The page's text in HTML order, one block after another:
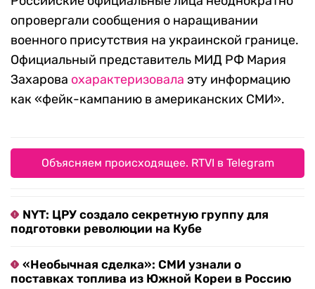
опровергали сообщения о наращивании
военного присутствия на украинской границе.
Официальный представитель МИД РФ Мария
Захарова охарактеризовала эту информацию
как «фейк-кампанию в американских СМИ».
Объясняем происходящее. RTVI в Telegram
NYT: ЦРУ создало секретную группу для
подготовки революции на Кубе
«Необычная сделка»: СМИ узнали о
поставках топлива из Южной Кореи в Россию